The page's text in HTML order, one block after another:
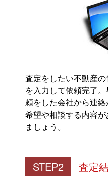
査定をしたい不動産
を入力して依頼完了
頼をした会社から連絡
希望や相談する内容
ましょう。
STEP2 査定